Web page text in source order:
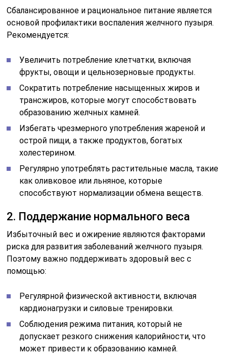
Сбалансированное и рациональное питание является
основой профилактики воспаления желчного пузыря.
Рекомендуется:
Увеличить потребление клетчатки, включая
фрукты, овощи и цельнозерновые продукты.
Сократить потребление насыщенных жиров и
трансжиров, которые могут способствовать
образованию желчных камней.
Избегать чрезмерного употребления жареной и
острой пищи, а также продуктов, богатых
холестерином.
Регулярно употреблять растительные масла, такие
как оливковое или льняное, которые
способствуют нормализации обмена веществ.
2. Поддержание нормального веса
Избыточный вес и ожирение являются факторами
риска для развития заболеваний желчного пузыря.
Поэтому важно поддерживать здоровый вес с
помощью:
Регулярной физической активности, включая
кардионагрузки и силовые тренировки.
Соблюдения режима питания, который не
допускает резкого снижения калорийности, что
может привести к образованию камней.